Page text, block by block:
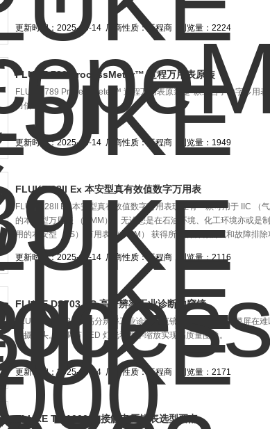
更新时间：2025-06-14 厂商性质：工程商 浏览量：2224
FLUKE 789 ProcessMeter™ 过程万用表原装
FLUKE 789 ProcessMeter™ 过程万用表原装是*款组合了数字多用
力倍增。
更新时间：2025-06-14 厂商性质：工程商 浏览量：1949
FLUKE 28II Ex 本安型真有效值数字万用表
FLUKE 28II Ex 本安型真有效值数字万用表现在有一款可用于 IIC （
的本安型万用表 （DMM）。无论您是在石油环境、化工环境亦或是
用的本安型 （IS） 万用表 （DMM） 获得所需的所有测试和故障排除
更新时间：2025-06-14 厂商性质：工程商 浏览量：2116
FLUKE DS703 FC 高分辨率工业诊断内窥镜
FLUKE DS703 FC 高分辨率工业诊断内窥镜7 英寸电容式触摸屏在
测摄像头。可调节 LED 灯光和数字缩放实现高质量图像。
更新时间：2025-06-14 厂商性质：工程商 浏览量：2171
FLUKE T6-1000 非接触电压钳表选型要点